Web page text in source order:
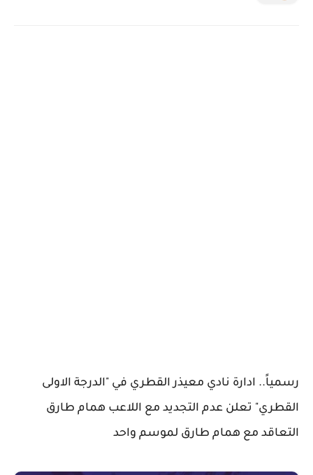
رسمياً.. ادارة نادي معيذر القطري في "الدرجة الاولى
القطري" تعلن عدم التجديد مع اللاعب همام طارق
التعاقد مع همام طارق لموسم واحد